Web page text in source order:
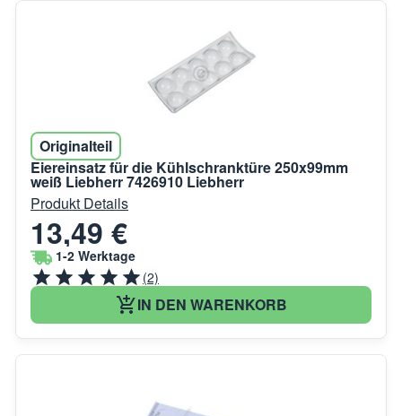
Originalteil
Eiereinsatz für die Kühlschranktüre 250x99mm
weiß Liebherr 7426910 Liebherr
Produkt Details
13,49 €
1-2 Werktage
(2)
IN DEN WARENKORB